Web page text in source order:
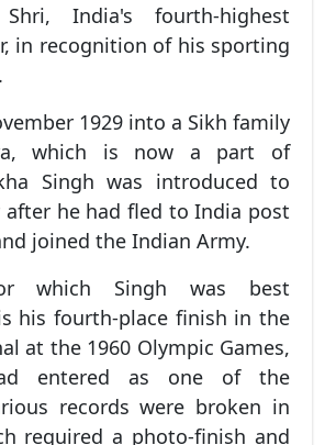
India's fourth-highest
in recognition of his sporting
1929 into a Sikh family
which is now a part of
Singh was introduced to
he had fled to India post
joined the Indian Army.
which Singh was best
his fourth-place finish in the
at the 1960 Olympic Games,
entered as one of the
records were broken in
required a photo-finish and